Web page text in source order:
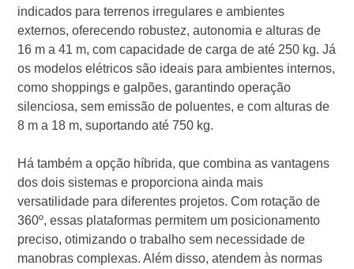
indicados para terrenos irregulares e ambientes
externos, oferecendo robustez, autonomia e alturas de
16 m a 41 m, com capacidade de carga de até 250 kg. Já
os modelos elétricos são ideais para ambientes internos,
como shoppings e galpões, garantindo operação
silenciosa, sem emissão de poluentes, e com alturas de
8 m a 18 m, suportando até 750 kg.
Há também a opção híbrida, que combina as vantagens
dos dois sistemas e proporciona ainda mais
versatilidade para diferentes projetos. Com rotação de
360º, essas plataformas permitem um posicionamento
preciso, otimizando o trabalho sem necessidade de
manobras complexas. Além disso, atendem às normas